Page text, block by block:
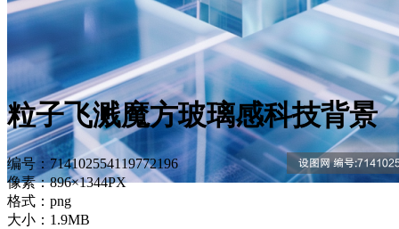
粒子飞溅魔方玻璃感科技背景
编号：714102554119772196
像素：896×1344PX
格式：png
大小：1.9MB